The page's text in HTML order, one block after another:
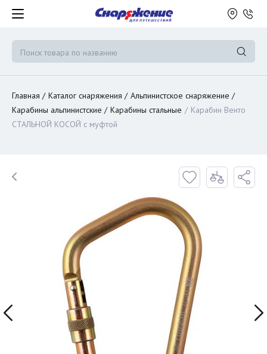
Главная Каталог снаряжения
Альпинистское снаряжение
Карабины альпинистские
Карабины стальные
Карабин Венто
СТАЛЬНОЙ КОСОЙ с муфтой